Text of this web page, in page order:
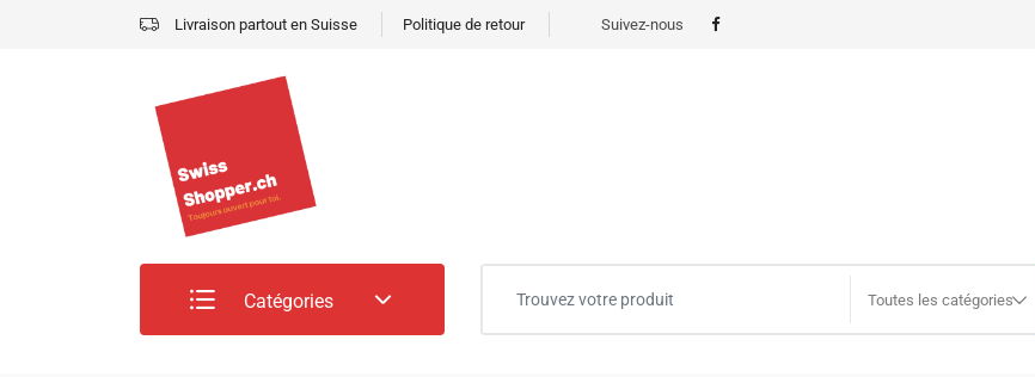
Livraison partout en Suisse Politique de retour Suivez-nous
Catégories Toutes les catégories